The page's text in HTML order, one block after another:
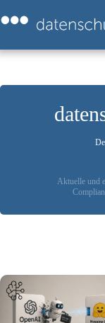
Inhalt
springen
Aktuelle und